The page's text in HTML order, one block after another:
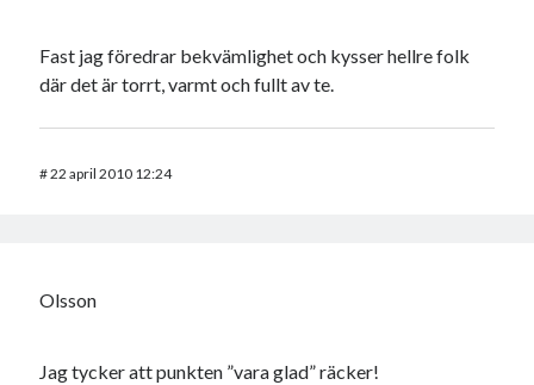
Fast jag föredrar bekvämlighet och kysser hellre folk
där det är torrt, varmt och fullt av te.
#22 april 2010 12:24
Olsson
Jag tycker att punkten ”vara glad” räcker!